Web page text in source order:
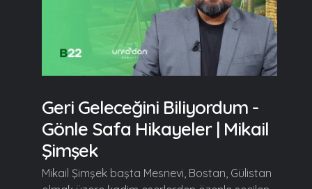
Geri Geleceğini Biliyordum -
Gönle Safa Hikayeler | Mikail
Şimşek
Mikail Şimşek başta Mesnevi, Bostan, Gülistan